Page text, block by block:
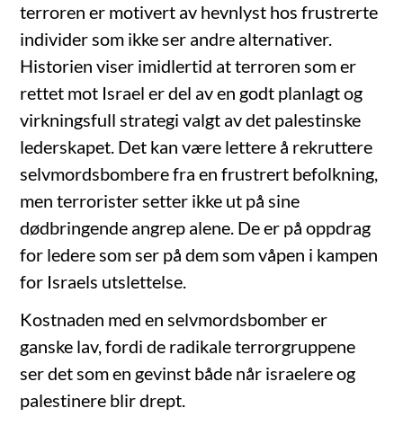
terroren er motivert av hevnlyst hos frustrerte
individer som ikke ser andre alternativer.
Historien viser imidlertid at terroren som er
rettet mot Israel er del av en godt planlagt og
virkningsfull strategi valgt av det palestinske
lederskapet. Det kan være lettere å rekruttere
selvmordsbombere fra en frustrert befolkning,
men terrorister setter ikke ut på sine
dødbringende angrep alene. De er på oppdrag
for ledere som ser på dem som våpen i kampen
for Israels utslettelse.
Kostnaden med en selvmordsbomber er
ganske lav, fordi de radikale terrorgruppene
ser det som en gevinst både når israelere og
palestinere blir drept.